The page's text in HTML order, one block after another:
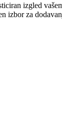
izgled
izbor za